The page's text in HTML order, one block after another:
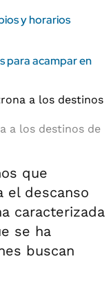
y horarios
para acampar en
a los destinos de
que
el descanso
caracterizada
se ha
buscan